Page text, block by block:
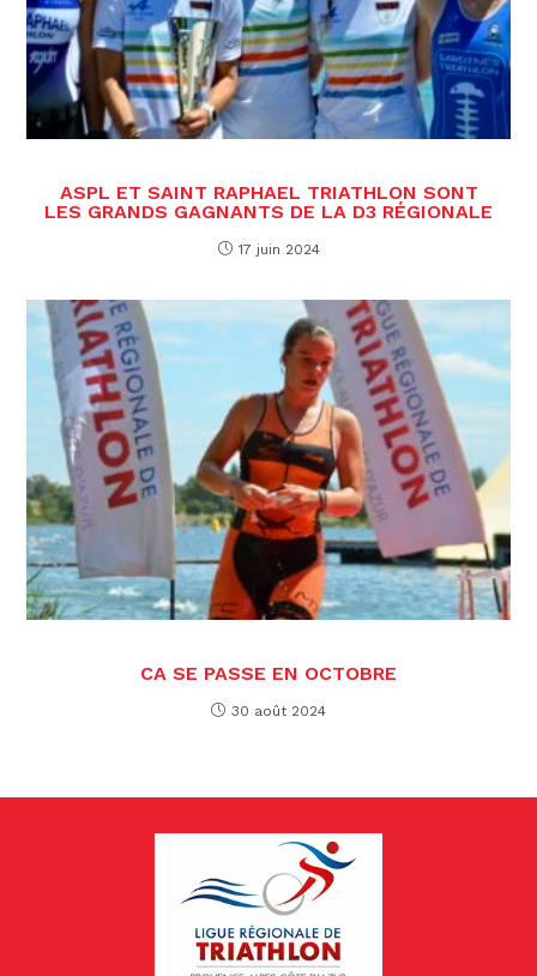
ASPL ET SAINT RAPHAEL TRIATHLON SONT
LES GRANDS GAGNANTS DE LA D3 RÉGIONALE
17 juin 2024
CA SE PASSE EN OCTOBRE
30 août 2024